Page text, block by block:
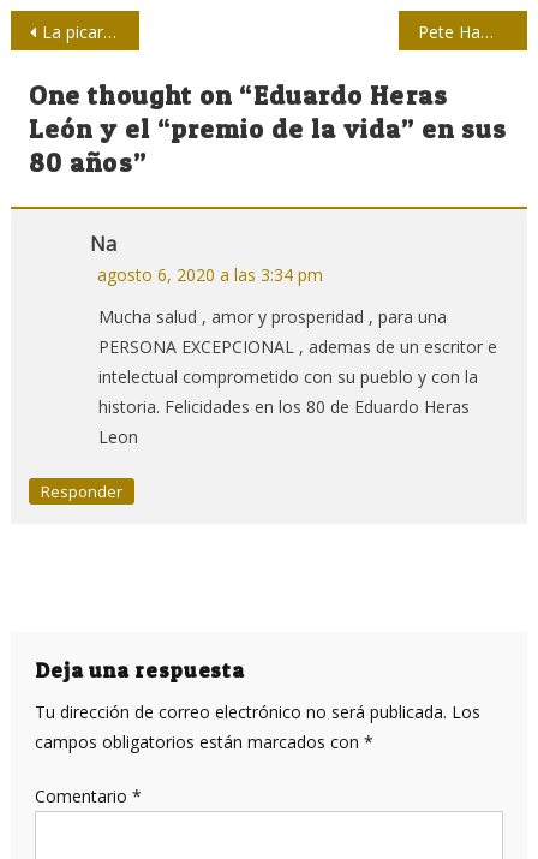
Navegación
de
entradas
La picardía de una mirada Pete Hamill, periodista por excelencia de Nueva York, muere a los 85
One thought on “Eduardo Heras
León y el “premio de la vida” en sus
80 años”
Na
agosto 6, 2020 a las 3:34 pm
Mucha salud , amor y prosperidad , para una
PERSONA EXCEPCIONAL , ademas de un escritor e
intelectual comprometido con su pueblo y con la
historia. Felicidades en los 80 de Eduardo Heras
Leon
Responder
Deja una respuesta
Tu dirección de correo electrónico no será publicada. Los
campos obligatorios están marcados con *
Comentario *